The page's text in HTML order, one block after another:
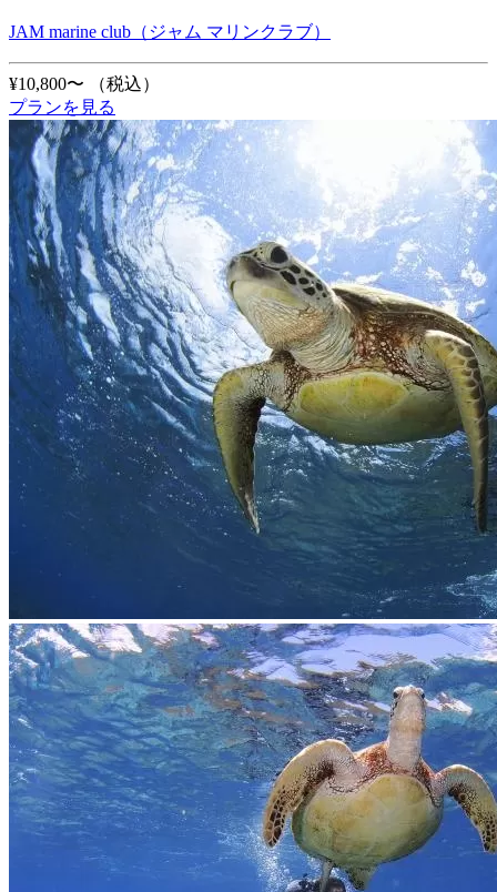
JAM marine club（ジャム マリンクラブ）
¥10,800〜
（税込）
プランを見る